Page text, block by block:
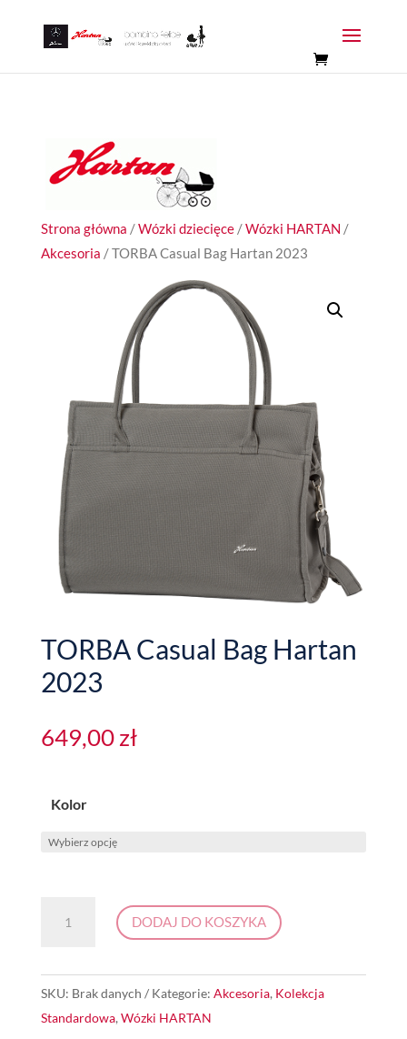
Strona główna /Wózki dziecięce/Wózki HARTAN /
Akcesoria / TORBA Casual Bag Hartan 2023
TORBA Casual Bag Hartan
2023
649,00zł
Kolor
TORBA
DODAJ DO KOSZYKA
SKU: Brak danych Kategorie: Akcesoria, Kolekcja
Standardowa, Wózki HARTAN